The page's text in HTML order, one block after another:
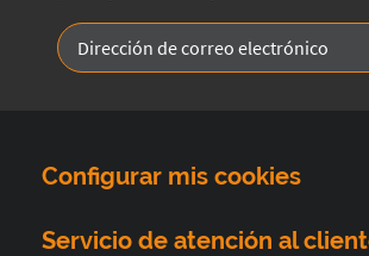
Configurar mis cookies
Servicio de atención al